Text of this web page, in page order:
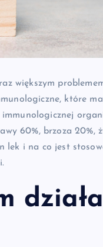
większym
które
60%, brzoza 20%,
i na co jest